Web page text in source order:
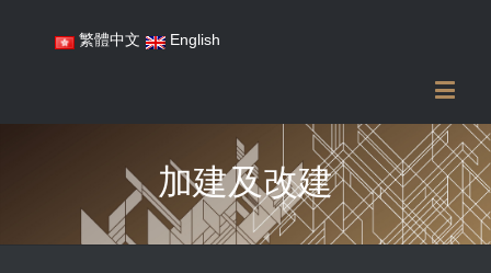
繁體中文 English
加建及改建